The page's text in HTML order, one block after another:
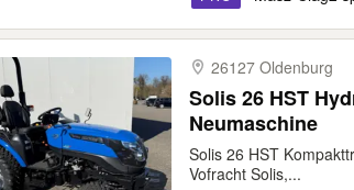
26127 Oldenburg
Solis 26 HST
Neumaschine
Solis 26 HST
Vofracht Solis,...